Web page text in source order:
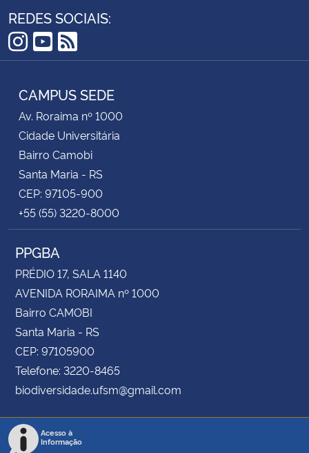
REDES SOCIAIS:
Instagram
YouTube
RSS
CAMPUS SEDE
Av. Roraima nº 1000
Cidade Universitária
Bairro Camobi
Santa Maria - RS
CEP: 97105-900
+55 (55) 3220-8000
PPGBA
PRÉDIO 17, SALA 1140
AVENIDA RORAIMA nº 1000
Bairro CAMOBI
Santa Maria - RS
CEP: 97105900
Telefone: 3220-8465
biodiversidade.ufsm@gmail.com
Acesso à
Informação